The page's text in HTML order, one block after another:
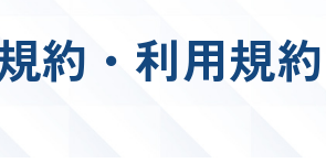
約・利用規約